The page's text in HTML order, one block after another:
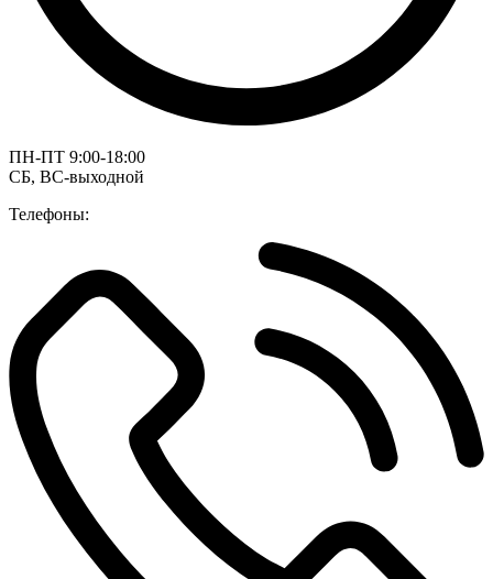
ПН-ПТ 9:00-18:00
СБ, ВС-выходной
Телефоны: